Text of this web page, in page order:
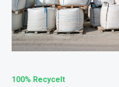
100% Recycelt